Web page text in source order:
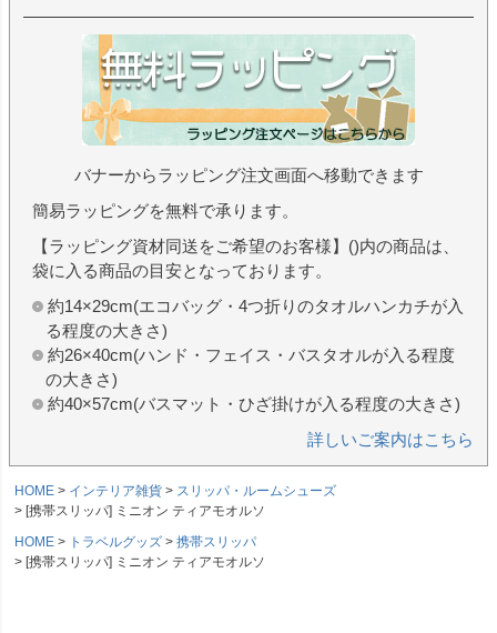
バナーからラッピング注文画面へ移動できます
簡易ラッピングを無料で承ります。
【ラッピング資材同送をご希望のお客様】()内の商品は、
袋に入る商品の目安となっております。
約14×29cm(エコバッグ・4つ折りのタオルハンカチが入
る程度の大きさ)
約26×40cm(ハンド・フェイス・バスタオルが入る程度
の大きさ)
約40×57cm(バスマット・ひざ掛けが入る程度の大きさ)
詳しいご案内はこちら
HOME インテリア雑貨
スリッパ・ルームシューズ
[携帯スリッパ] ミニオン ティアモオルソ
HOME
トラベルグッズ
携帯スリッパ
[携帯スリッパ] ミニオン ティアモオルソ